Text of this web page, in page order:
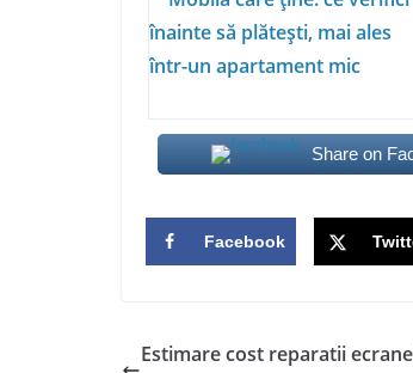
înainte să plătești, mai ales
într-un apartament mic
Share on
Facebook
Estimare cost reparatii